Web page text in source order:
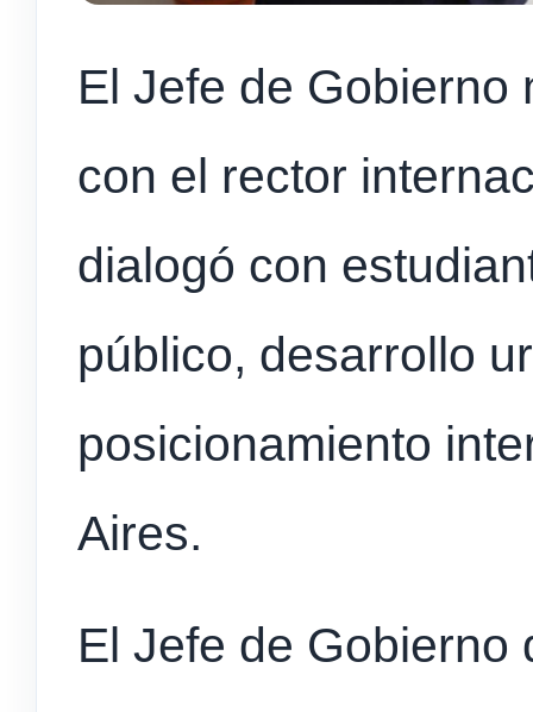
El Jefe de Gobierno
con el rector
dialogó con
público, desarrollo
posicionamiento
Aires.
El Jefe de Gobierno